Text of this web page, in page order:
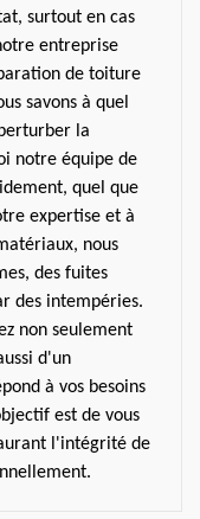
surtout en cas
entreprise
de toiture
savons à quel
la
notre équipe de
quel que
expertise et à
nous
des fuites
des intempéries.
non seulement
d'un
à vos besoins
est de vous
l'intégrité de